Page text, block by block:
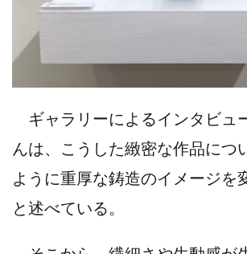
ギャラリーによるインタビュ
んは、こうした緻密な作品につ
ように重厚な鋳造のイメージを
と述べている。